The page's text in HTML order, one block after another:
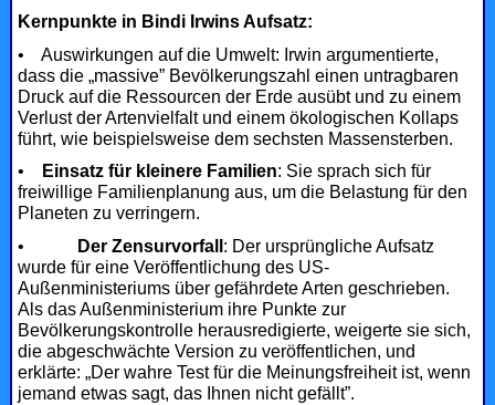
Kernpunkte in Bindi Irwins Aufsatz:
•
Auswirkungen auf die Umwelt: Irwin argumentierte,
dass die „massive” Bevölkerungszahl einen untragbaren
Druck auf die Ressourcen der Erde ausübt und zu einem
Verlust der Artenvielfalt und einem ökologischen Kollaps
führt, wie beispielsweise dem sechsten Massensterben.
•
Einsatz für kleinere Familien: Sie sprach sich für
freiwillige Familienplanung aus, um die Belastung für den
Planeten zu verringern.
•
Der Zensurvorfall : Der ursprüngliche Aufsatz
wurde für eine Veröffentlichung des US-
Außenministeriums über gefährdete Arten geschrieben.
Als das Außenministerium ihre Punkte zur
Bevölkerungskontrolle herausredigierte, weigerte sie sich,
die abgeschwächte Version zu veröffentlichen, und
erklärte: „Der wahre Test für die Meinungsfreiheit ist, wenn
jemand etwas sagt, das Ihnen nicht gefällt”.